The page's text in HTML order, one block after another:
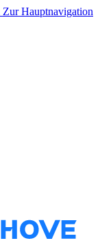
Zur Hauptnavigation